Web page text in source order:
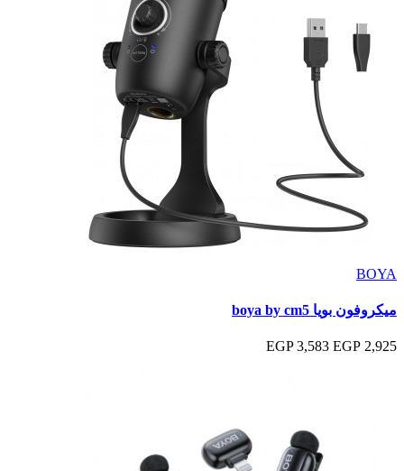
BOYA
ميكروفون بويا boya by cm5
2,925 EGP
3,583 EGP